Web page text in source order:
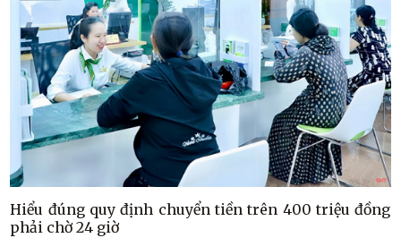
Hiểu đúng quy định chuyển tiền trên 400 triệu đồng
phải chờ 24 giờ